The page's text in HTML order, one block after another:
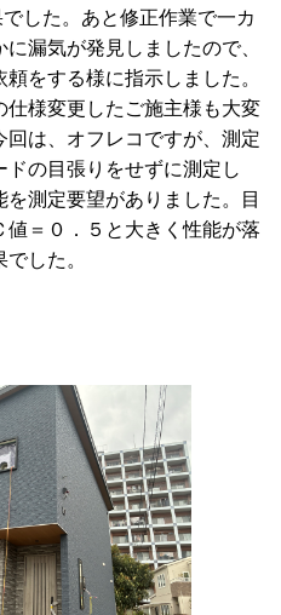
した。あと修正作業で一カ
漏気が発見しましたので、
をする様に指示しました。
仕様変更したご施主様も大変
は、オフレコですが、測定
の目張りをせずに測定し
測定要望がありました。目
＝０．５と大きく性能が落
した。